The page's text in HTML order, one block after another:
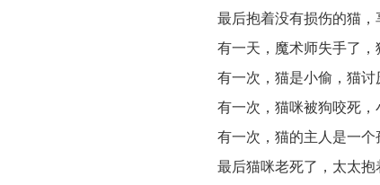
最后抱着没有损伤的猫，
有一天，魔术师失手了，
有一次，猫是小偷，猫讨
有一次，猫咪被狗咬死，
有一次，猫的主人是一个
最后猫咪老死了，太太抱